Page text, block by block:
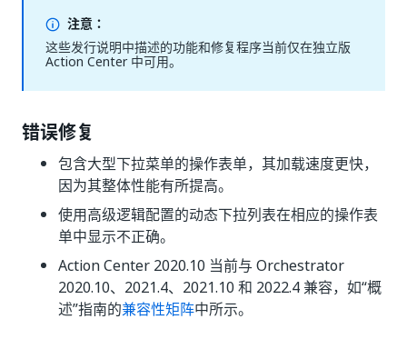
注意：
这些发行说明中描述的功能和修复程序当前仅在独立版
Action Center 中可用。
错误修复
包含大型下拉菜单的操作表单，其加载速度更快，
因为其整体性能有所提高。
使用高级逻辑配置的动态下拉列表在相应的操作表
单中显示不正确。
Action Center 2020.10 当前与 Orchestrator
2020.10、2021.4、2021.10 和 2022.4 兼容，如“概
述”指南的兼容性矩阵中所示。